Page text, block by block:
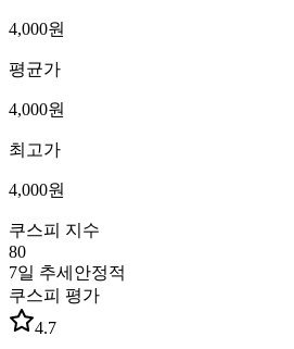
4,000원
평균가
4,000원
최고가
4,000원
쿠스피 지수
80
7일 추세 안정적
쿠스피 평가
4.7